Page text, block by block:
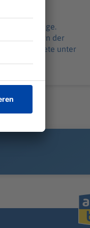
ein Auge.
in Bayern der
unter